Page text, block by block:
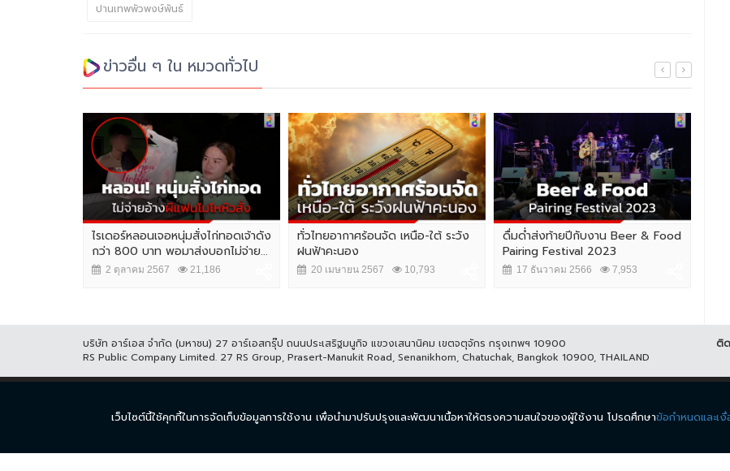
ปานเทพพัวพงษ์พันธ์
ข่าวอื่น ๆ ใน หมวดทั่วไป
ไรเดอร์หลอนเจอหนุ่มสั่งไก่ทอดเจ้าดัง
กว่า 800 บาท พอมาส่งบอกไม่จ่าย...
2 ตุลาคม 2567 21,186
ทั่วไทยอากาศร้อนจัด เหนือ-ใต้ ระวัง
ฝนฟ้าคะนอง
20 เมษายน 2567 10,793
ดื่มด่ำส่งท้ายปีกับงาน Beer & Food
Pairing Festival 2023
17 ธันวาคม 2566 7,953
บริษัท อาร์เอส จำกัด (มหาชน) 27 อาร์เอสกรุ๊ป ถนนประเสริฐมนูกิจ แขวงเสนานิคม เขตจตุจักร กรุงเทพฯ 10900
RS Public Company Limited. 27 RS Group, Prasert-Manukit Road, Senanikhom, Chatuchak, Bangkok 10900, THAILAND
ติ
ละคร มี
เว็บไซต์นี้ใช้คุกกี้ในการจัดเก็บข้อมูลการใช้งาน เพื่อนำมาปรับปรุงและพัฒนาเนื้อหาให้ตรงความสนใจของผู้ใช้งาน โปรดศึกษาข้อกำหนดและเงื่